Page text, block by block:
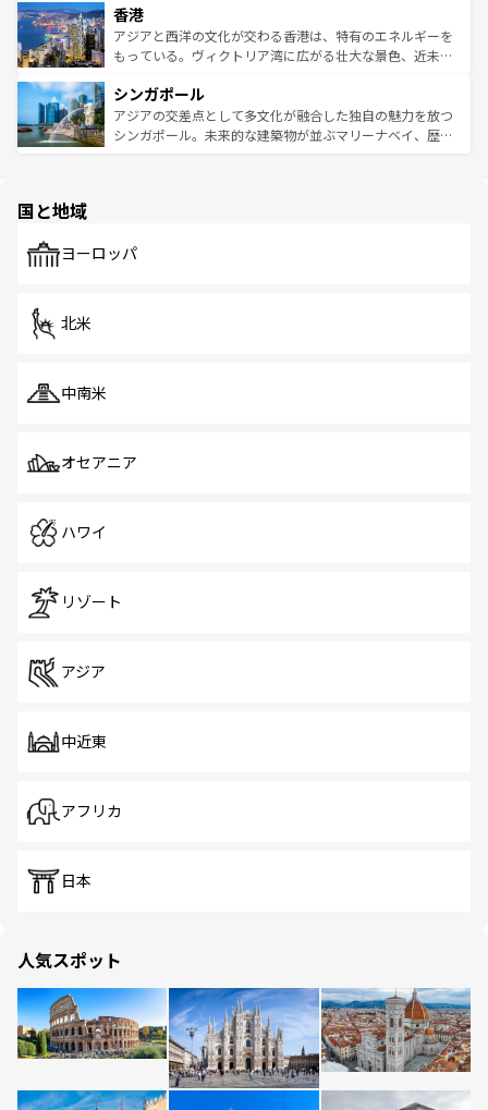
とつ。フォーやバインミー、ベトナムコーヒーなどは、ぜ
ひ現地で味わいたい。どの地域を訪れてもあたたかい人々
が旅行者を迎えてくれるので、きっと忘れられない旅にな
参照してほしい。
の活気が交差している。北部ではチェンマイなどの山岳地
帯で自然と触れ合い、南部ではプーケットやクラビの美し
いビーチでリゾート気分を楽しむことができる。タイ料理
激する。気候は一年中温暖で、どの季節にも異なる楽しみ
が待っている。親しみやすいタイの人々、仏教を中心とし
た文化、そして多様な観光資源が、訪れる旅人を魅了し続
香港
アジアと西洋の文化が交わる香港は、特有のエネルギーを
もっている。ヴィクトリア湾に広がる壮大な景色、近未来
み、どこを訪れても感動するはず。観光スポットが密集し
ており、効率よく見どころを回れるのも魅力。息をのむよ
うな絶景から文化的な体験まで、香港を存分に楽しみ尽く
シンガポール
アジアの交差点として多文化が融合した独自の魅力を放つ
シンガポール。未来的な建築物が並ぶマリーナベイ、歴史
で、ホーカーズは地元の風情を楽しめる外せないスポット
国と地域
ヨーロッパ
北米
中南米
オセアニア
ハワイ
リゾート
アジア
中近東
アフリカ
日本
人気スポット